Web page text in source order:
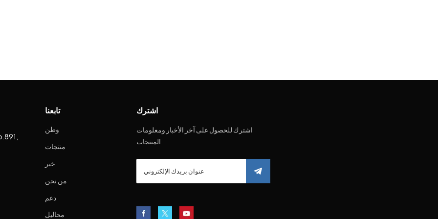
تابعنا
وطن
منتجات
خبر
من نحن
دعم
محاليل
اشترك
اشترك للحصول على آخر الأخبار ومعلومات
المنتجات